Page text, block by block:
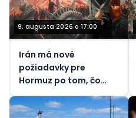
9. augusta 2026 o 17:00
Irán má nové
požiadavky pre
Hormuz po tom, čo
Spojených arabských